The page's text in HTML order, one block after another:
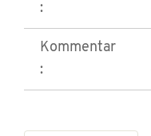
:
Kommentar
: